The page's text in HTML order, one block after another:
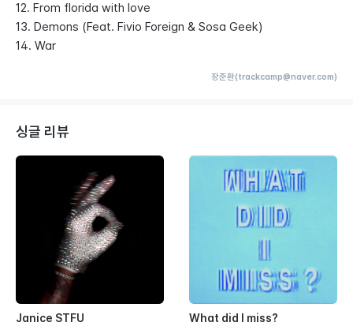
12. From florida with love
13. Demons (Feat. Fivio Foreign & Sosa Geek)
14. War
장준환(trackcamp@naver.com)
싱글 리뷰
Janice STFU What did I miss?